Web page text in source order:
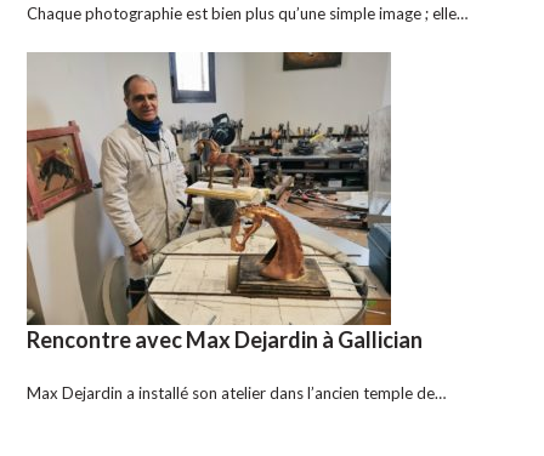
Chaque photographie est bien plus qu’une simple image ; elle…
Rencontre avec Max Dejardin à Gallician
Max Dejardin a installé son atelier dans l’ancien temple de…